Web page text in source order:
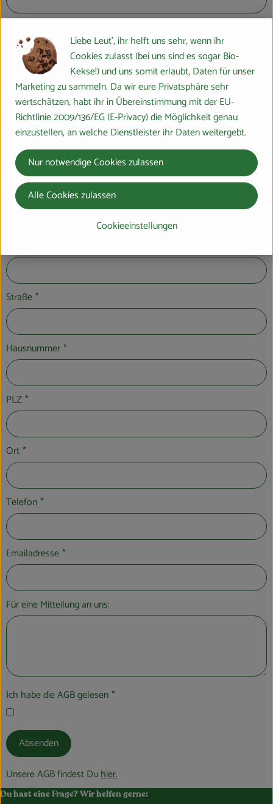
Kundennummer *
Geschenk*
Überraschungswein (rot oder weiß)
Obstkiste mini
Überraschungskäse
Ich möchte werben:
Straße*
Hausnummer*
PLZ*
Ort*
Telefon*
Emailadresse*
Für eine Mitteilung an uns:
Ich habe die AGB gelesen*
Absenden
Unsere AGB findest Duhier.
Du hast eine Frage? Wir helfen gerne:
Liebe Leut', ihr helft uns sehr, wenn ihr
Cookies zulasst (bei uns sind es sogar Bio-
Kekse!) und uns somit erlaubt, Daten für unser
Marketing zu sammeln. Da wir eure Privatsphäre sehr
wertschätzen, habt ihr in Übereinstimmung mit der EU-
Richtlinie 2009/136/EG (E-Privacy) die Möglichkeit genau
einzustellen, an welche Dienstleister ihr Daten weitergebt.
Cookieeinstellungen
Nur notwendige Cookies zulassen
Alle Cookies zulassen